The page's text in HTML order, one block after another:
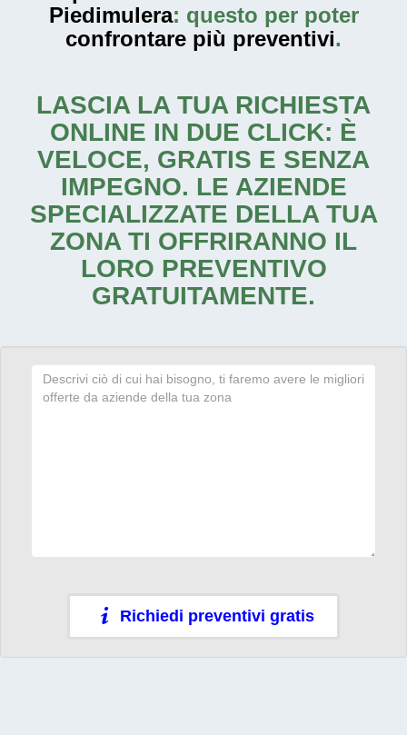
Piedimulera: questo per poter
confrontare più preventivi.
LASCIA LA TUA RICHIESTA
ONLINE IN DUE CLICK: È
VELOCE, GRATIS E SENZA
IMPEGNO. LE AZIENDE
SPECIALIZZATE DELLA TUA
ZONA TI OFFRIRANNO IL
LORO PREVENTIVO
GRATUITAMENTE.
Richiedi preventivi gratis